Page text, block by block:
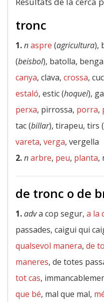
tronc
1.naspre (agricultura),
(beisbol), batolla,
canya, clava, crossa,
estaló, estic (hoquei),
perxa, pirrossa, porra,
tac (billar), tirapeu, tirs (
vareta, verga, vergella
2.narbre, peu, planta,
de tronc o de
1.adva cop segur, a la
passades, caigui qui
qualsevol manera, de
maneres, de totes
tot cas,
que bé, mal que mal,